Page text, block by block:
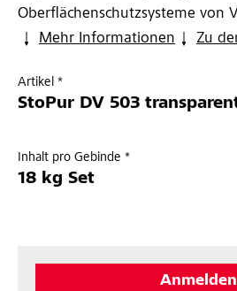
Oberflächenschutzsysteme von
Mehr Informationen
Zu
Artikel *
StoPur DV 503
Inhalt pro Gebinde *
18 kg Set
Anmelden